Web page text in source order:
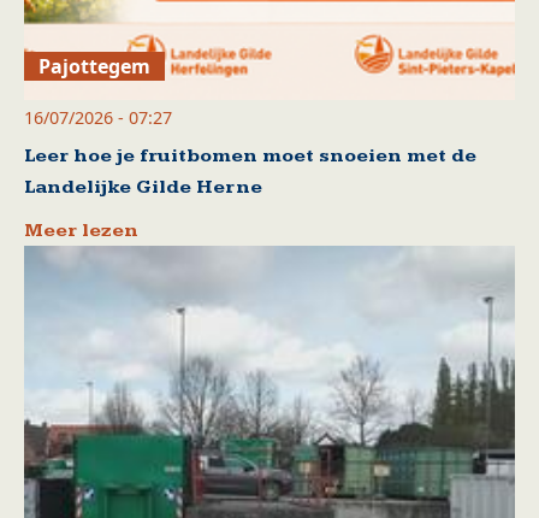
Pajottegem
16/07/2026 - 07:27
Leer hoe je fruitbomen moet snoeien met de
Landelijke Gilde Herne
Meer lezen